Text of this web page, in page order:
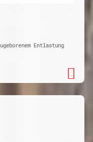
Entlastung